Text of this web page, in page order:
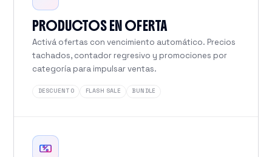
PRODUCTOS EN OFERTA
Activá ofertas con vencimiento automático. Precios
tachados, contador regresivo y promociones por
categoría para impulsar ventas.
DESCUENTO FLASH SALE BUNDLE